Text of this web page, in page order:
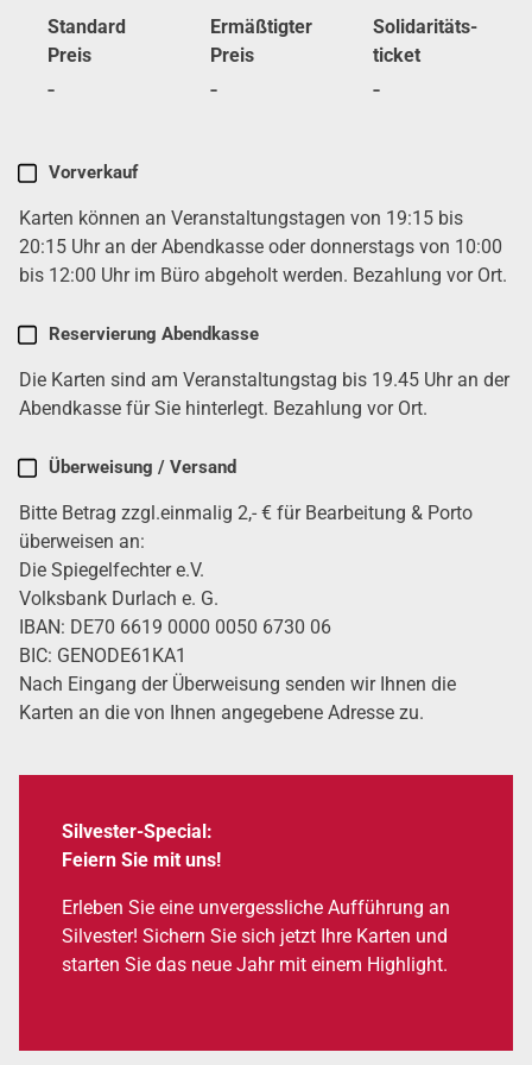
Stan­dard
Preis
-
Ermäß­tig­ter
Preis
-
Soli­da­ri­täts­
ti­cket
-
Karten
fen (erfor­
der­
lich)
Vor­ver­kauf
Karten kön­nen an Ver­an­stal­tungs­ta­gen von 19:15 bis
20:15 Uhr an der Abend­kas­se oder don­ners­tags von 10:00
bis 12:00 Uhr im Büro abge­holt wer­den. Bezah­lung vor Ort.
Reser­vie­rung Abend­kas­se
Die Karten sind am Ver­an­stal­tungs­tag bis 19.45 Uhr an der
Abend­kas­se für Sie hin­ter­legt. Bezah­lung vor Ort.
Über­wei­sung / Ver­sand
Bit­te Betrag zzgl.einmalig 2,- € für Bear­bei­tung & Por­to
über­wei­sen an:
Die Spie­gel­fech­ter e.V.
Volks­bank Dur­lach e. G.
IBAN: DE70 6619 0000 0050 6730 06
BIC: GENODE61KA1
Nach Ein­gang der Über­wei­sung sen­den wir Ihnen die
Karten an die von Ihnen ange­ge­be­ne Adres­se zu.
Sil­ves­ter-Spe­cial:
Fei­ern Sie mit uns!
Erle­ben Sie eine unver­gess­li­che Auf­füh­rung an
Sil­ves­ter! Sichern Sie sich jetzt Ihre Karten und
star­ten Sie das neue Jahr mit einem High­light.